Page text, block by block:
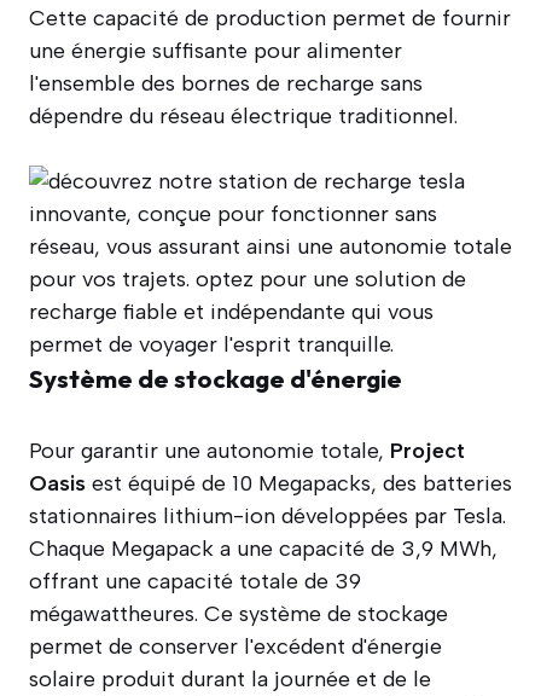
Cette capacité de production permet de fournir
une énergie suffisante pour alimenter
l'ensemble des bornes de recharge sans
dépendre du réseau électrique traditionnel.
Système de stockage d'énergie
Pour garantir une autonomie totale, Project
Oasis est équipé de 10 Megapacks, des batteries
stationnaires lithium-ion développées par Tesla.
Chaque Megapack a une capacité de 3,9 MWh,
offrant une capacité totale de 39
mégawattheures. Ce système de stockage
permet de conserver l'excédent d'énergie
solaire produit durant la journée et de le